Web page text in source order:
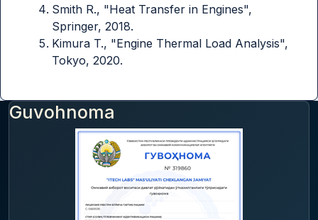
Smith R., "Heat Transfer in Engines",
Springer, 2018.
Kimura T., "Engine Thermal Load Analysis",
Tokyo, 2020.
Guvohnoma